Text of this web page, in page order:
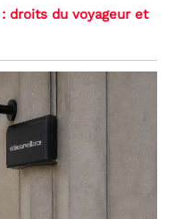
droits du voyageur et